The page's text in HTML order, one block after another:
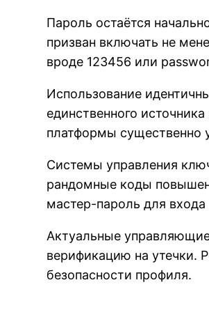
Пароль остаётся
призван включать не
вроде 123456 или
Использование
единственного
платформы существенно
Системы управления
рандомные коды
мастер-пароль для
Актуальные
верификацию на утечки.
безопасности профиля.